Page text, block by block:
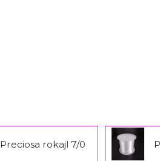
Preciosa rokajl 7/0